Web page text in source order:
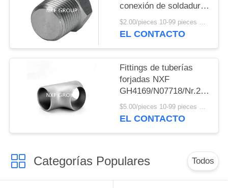
PRIVACIDAD
conexión de soldadura
y ASTM A564/A564M
AMS 5629 Técnicas de
$2.00/pieces 10-99 pieces MOQ:10 piezas
EL CONTACTO
Fittings de tuberías
forjadas NXF
GH4169/N07718/Nr.2.4668/
51/NC19FeNb Inconel
718 DN15-DN1200
$5.00/pieces 10-99 pieces MOQ:10 piezas
EL CONTACTO
Categorías Populares Todos